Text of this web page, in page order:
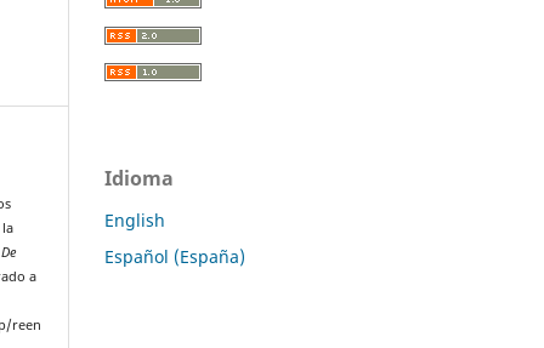
a
reen
Idioma
English
Español (España)